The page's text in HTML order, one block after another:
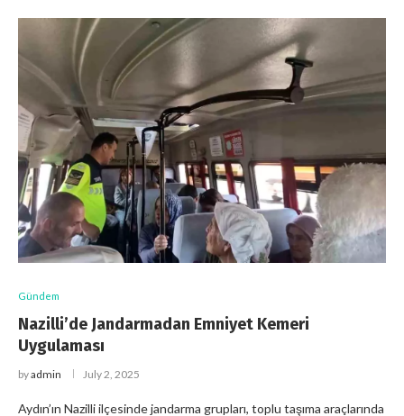
Gündem
Nazilli’de Jandarmadan Emniyet Kemeri
Uygulaması
byadmin July 2, 2025
Aydın’ın Nazilli ilçesinde jandarma grupları, toplu taşıma araçlarında